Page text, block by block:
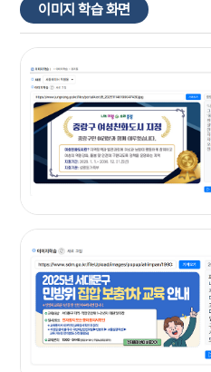
이미지 학습 화면